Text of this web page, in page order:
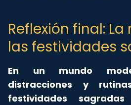
Reflexión final:
las festividades
En un mundo
distracciones y
festividades